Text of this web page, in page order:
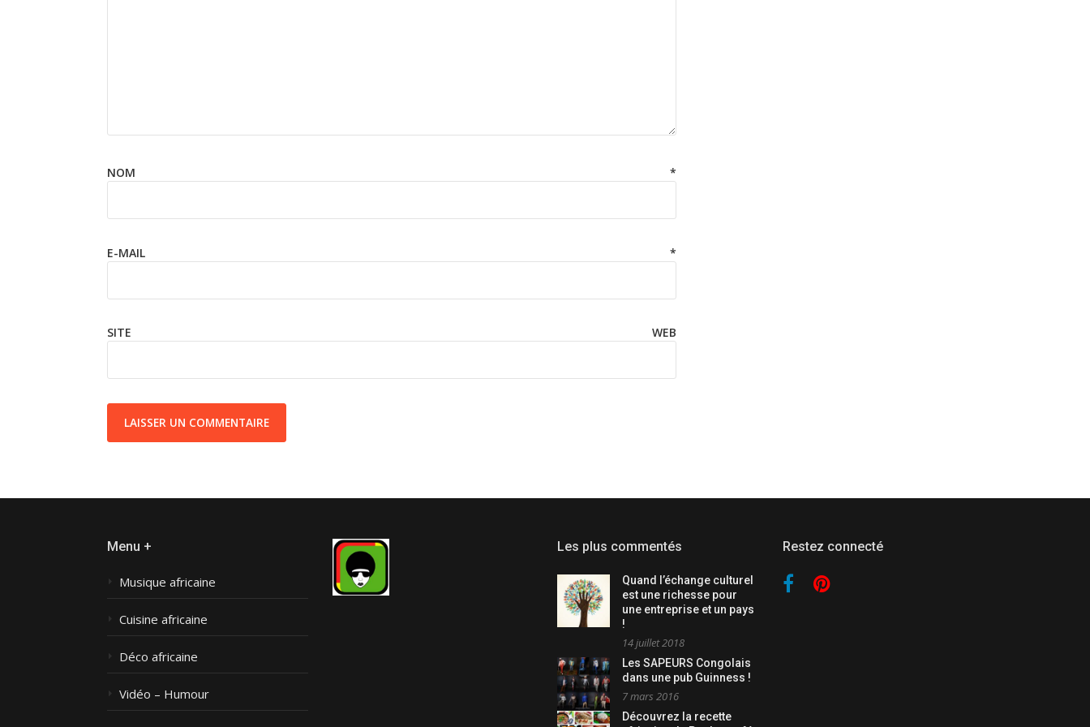
NOM *
E-MAIL *
SITE WEB
Menu +
Musique africaine
Cuisine africaine
Déco africaine
Vidéo – Humour
Les plus commentés
Quand l’échange culturel
est une richesse pour
une entreprise et un pays
!
14 juillet 2018
Les SAPEURS Congolais
dans une pub Guinness !
7 mars 2016
Découvrez la recette
Restez connecté
FacebookApple